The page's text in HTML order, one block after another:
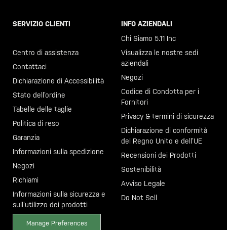
SERVIZIO CLIENTI
Centro di assistenza
Contattaci
Dichiarazione di Accessibilità
Stato dell’ordine
Tabelle delle taglie
Politica di reso
Garanzia
Informazioni sulla spedizione
Negozi
Richiami
Informazioni sulla sicurezza e
sull’utilizzo dei prodotti
Manage Preferences
INFO AZIENDALI
Chi Siamo 5.11 Inc
Visualizza le nostre sedi
aziendali
Negozi
Codice di Condotta per i
Fornitori
Privacy & termini di sicurezza
Dichiarazione di conformità
del Regno Unito e dell’UE
Recensioni dei Prodotti
Sostenibilità
Avviso Legale
Do Not Sell